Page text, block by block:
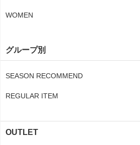
WOMEN
グループ別
SEASON RECOMMEND
REGULAR ITEM
OUTLET